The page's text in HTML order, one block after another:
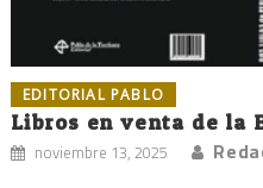
EDITORIAL PABLO
Libros en venta de la
noviembre 13, 2025